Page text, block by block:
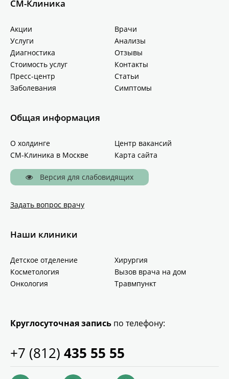
СМ-Клиника
Акции
Врачи
Услуги
Анализы
Диагностика
Отзывы
Стоимость услуг
Контакты
Пресс-центр
Статьи
Заболевания
Симптомы
Общая информация
О холдинге
Центр вакансий
СМ-Клиника в Москве
Карта сайта
Версия для слабовидящих
Задать вопрос врачу
Наши клиники
Детское отделение
Хирургия
Косметология
Вызов врача на дом
Онкология
Травмпункт
Круглосуточная запись по телефону:
+7 (812) 435 55 55